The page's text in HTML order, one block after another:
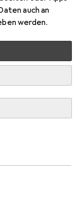
auch an
werden.
Trudi